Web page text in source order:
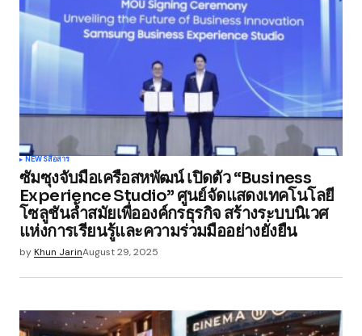
Comment*
Your Name
Your E-mail*
Save my name, email, and website in this
browser for the next time I comment.
NEWSสื่อสาร
ซัมซุงจับมือเครือสหพัฒน์ เปิดตัว “Business
Experience Studio” ศูนย์จัดแสดงเทคโนโลยี
โซลูชันล้ำสมัยเพื่อองค์กรธุรกิจ สร้างระบบนิเวศ
แห่งการเรียนรู้และความร่วมมืออย่างยั่งยืน
byKhun JarinAugust 29, 2025